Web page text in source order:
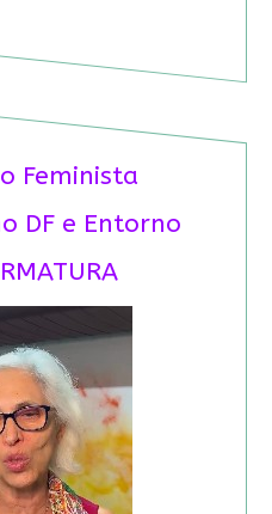
Feminista
DF e Entorno